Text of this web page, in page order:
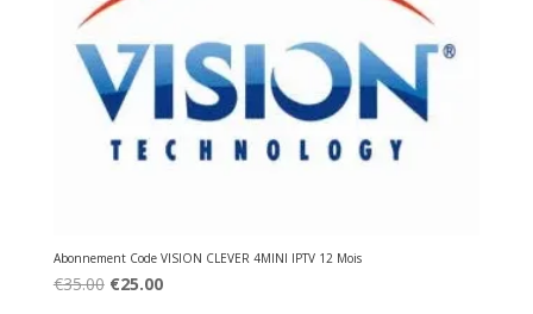
Abonnement Code VISION CLEVER 4MINI IPTV 12 Mois
€35.00 Original
€25.00Current